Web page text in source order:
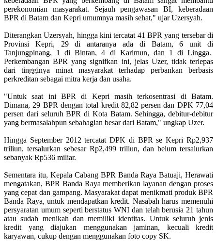
perekonomian masyarakat. Sejauh pengawasan BI, keberadaan
BPR di Batam dan Kepri umumnya masih sehat," ujar Uzersyah.
Diterangkan Uzersyah, hingga kini tercatat 41 BPR yang tersebar di
Provinsi Kepri, 29 di antaranya ada di Batam, 6 unit di
Tanjungpinang, 1 di Bintan, 4 di Karimun, dan 1 di Lingga.
Perkembangan BPR yang signifkan ini, jelas Uzer, tidak terlepas
dari tingginya minat masyarakat terhadap perbankan berbasis
perkreditan sebagai mitra kerja dan usaha.
"Untuk saat ini BPR di Kepri masih terkosentrasi di Batam.
Dimana, 29 BPR dengan total kredit 82,82 persen dan DPK 77,04
persen dari seluruh BPR di Kota Batam. Sehingga, debitur-debitur
yang bermasalahpun sebahagian besar dari Batam," ungkap Uzer.
Hingga September 2012 tercatat DPK di BPR se Kepri Rp2,937
triliun, tersalurkan sebesar Rp2,499 triliun, dan belum tersalurkan
sebanyak Rp536 miliar.
Sementara itu, Kepala Cabang BPR Banda Raya Batuaji, Herawati
mengatakan, BPR Banda Raya memberikan layanan dengan proses
yang cepat dan gampang. Masyarakat dapat menikmati produk BPR
Banda Raya, untuk mendapatkan kredit. Nasabah harus memenuhi
persyaratan umum seperti berstatus WNI dan telah berusia 21 tahun
atau sudah menikah dan memiliki identitas. Untuk seluruh jenis
kredit yang diajukan menggunakan jaminan, kecuali kredit
karyawan, cukup dengan menggunakan foto copy SK.